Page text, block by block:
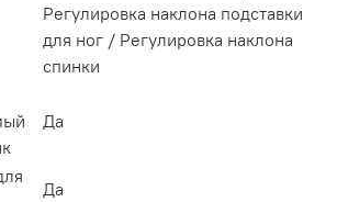
Регулировка наклона подставки
для ног / Регулировка наклона
спинки
Да
Да